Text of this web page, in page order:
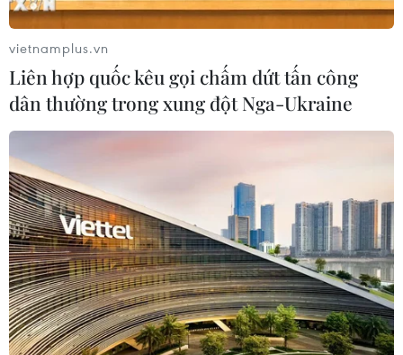
18/09/2021 11:47
Trong ngày 18/9, cả nước có 14.903 ca khỏi bệnh, cao
hơn gần 5.600 so với ca mắc, trung bình số ca nhiễm
mới ghi nhận trong 7 ngày qua là 10.723 ca/ngày; trung
bình số tử vong là 250 ca/ngày.
vietnamplus.vn
Liên hợp quốc kêu gọi chấm dứt tấn công
dân thường trong xung đột Nga-Ukraine